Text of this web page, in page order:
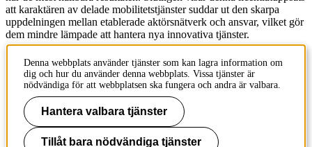
att karaktären av delade mobilitetstjänster suddar ut den skarpa
uppdelningen mellan etablerade aktörsnätverk och ansvar, vilket gör
dem mindre lämpade att hantera nya innovativa tjänster.
urn.kb.se/resolve?urn=urn:nbn:se:kth:diva-356211
Till kalendern
Innehållsansvarig:
kommunikation-abe@kth.se
Denna webbplats använder tjänster som kan lagra information om
dig och hur du använder denna webbplats. Vissa tjänster är
nödvändiga för att webbplatsen ska fungera och andra är valbara.
Hantera valbara tjänster
Tillåt bara nödvändiga tjänster